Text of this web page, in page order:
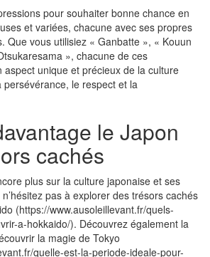
pour souhaiter bonne chance en
et variées, chacune avec ses propres
Que vous utilisiez « Ganbatte », « Kouun
», chacune de ces
aspect unique et précieux de la culture
le respect et la
le Japon
cachés
plus sur la culture japonaise et ses
pas à explorer des trésors cachés
(https://www.ausoleillevant.fr/quels-
a-hokkaido/). Découvrez également la
la magie de Tokyo
quelle-est-la-periode-ideale-pour-